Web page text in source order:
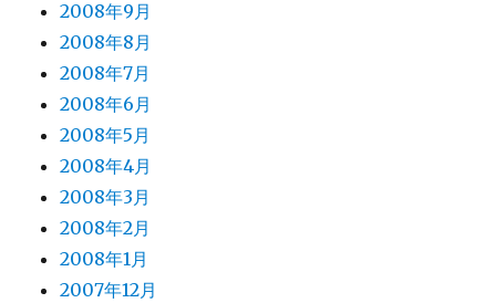
2008年9月
2008年8月
2008年7月
2008年6月
2008年5月
2008年4月
2008年3月
2008年2月
2008年1月
2007年12月